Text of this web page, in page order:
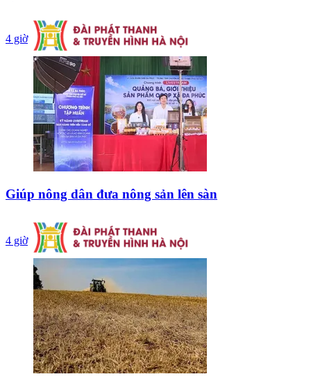
4 giờ
Giúp nông dân đưa nông sản lên sàn
4 giờ